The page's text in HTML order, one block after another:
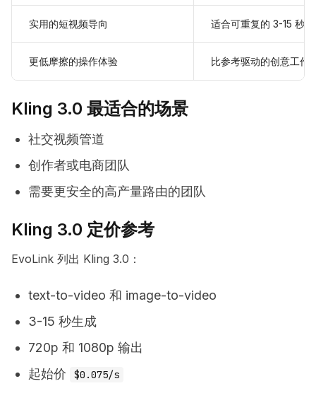
实用的短视频导向 适合可重复的 3-15 秒
更低摩擦的操作体验 比参考驱动的创意工作
Kling 3.0 最适合的场景
社交视频管道
创作者或电商团队
需要更安全的高产量路由的团队
Kling 3.0 定价参考
EvoLink 列出 Kling 3.0：
text-to-video 和 image-to-video
3-15 秒生成
720p 和 1080p 输出
起始价
$0.075/s